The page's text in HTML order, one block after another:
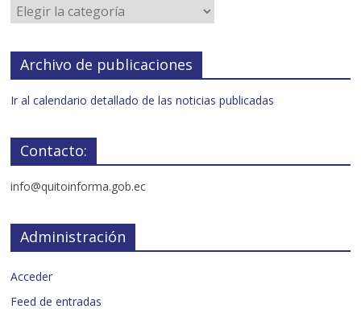
Archivo de publicaciones
Ir al calendario detallado de las noticias publicadas
Contacto:
info@quitoinforma.gob.ec
Administración
Acceder
Feed de entradas